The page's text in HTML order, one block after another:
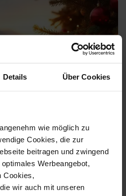
Details Über Cookies
wie möglich zu
Cookies, die zur
beitragen und zwingend
Werbeangebot,
Cookies,
wir auch mit unseren
453Bewertungen
– Flusskreuzfahrt